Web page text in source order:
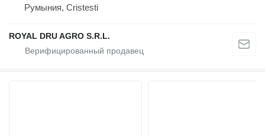
Румыния, Cristesti
ROYAL DRU AGRO S.R.L.